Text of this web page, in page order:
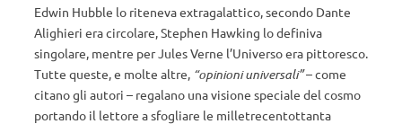
Edwin Hubble lo riteneva extragalattico, secondo Dante
Alighieri era circolare, Stephen Hawking lo definiva
singolare, mentre per Jules Verne l’Universo era pittoresco.
Tutte queste, e molte altre, “opinioni universali”– come
citano gli autori – regalano una visione speciale del cosmo
portando il lettore a sfogliare le milletrecentottanta